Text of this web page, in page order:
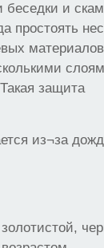
и
простоять
защита
из¬за